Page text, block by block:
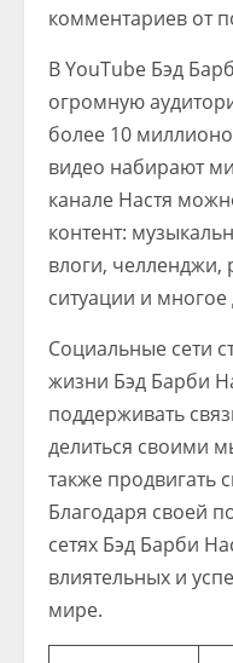
комментариев от
В YouTube Бэд
огромную
более 10
видео набирают
канале Настя
контент:
влоги, челленджи,
ситуации и многое
Социальные сети
жизни Бэд Барби
поддерживать
делиться своими
также продвигать
Благодаря своей
сетях Бэд Барби
влиятельных и
мире.